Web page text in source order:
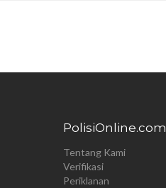
PolisiOnline.com
Tentang Kami
Verifikasi
Periklanan